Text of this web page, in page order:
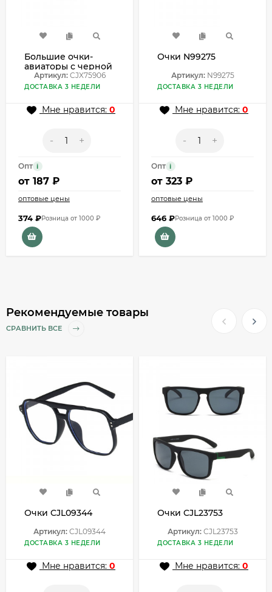
Большие очки-
авиаторы с черной
оправой и серыми
стеклами CJX75906
Артикул:CJX75906
ДОСТАВКА 3 НЕДЕЛИ
Мне нравится: 0
- +
Опт i
от 187 ₽
оптовые цены
374 ₽Розница от 1000 ₽
Очки N99275
Артикул:N99275
ДОСТАВКА 3 НЕДЕЛИ
Мне нравится: 0
- +
Опт i
от 323 ₽
оптовые цены
646 ₽Розница от 1000 ₽
Рекомендуемые товары
СРАВНИТЬ ВСЕ
Очки CJL09344
Артикул: CJL09344
ДОСТАВКА 3 НЕДЕЛИ
Мне нравится: 0
Очки CJL23753
Артикул:CJL23753
ДОСТАВКА 3 НЕДЕЛИ
Мне нравится: 0